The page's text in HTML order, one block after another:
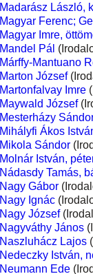
Madarász László,
Magyar Ferenc;
Magyar Imre,
Mandel Pál
Márffy-Mantuano
Marton József
Martonfalvay Imre
Maywald József
Mesterházy
Mihályfi Ákos
Mikola Sándor
Molnár István,
Nádasdy Tamás,
Nagy Gábor
Nagy Ignác
Nagy József
Nagyváthy János
Naszluhácz Lajos
Nedeczky István,
Neumann Ede